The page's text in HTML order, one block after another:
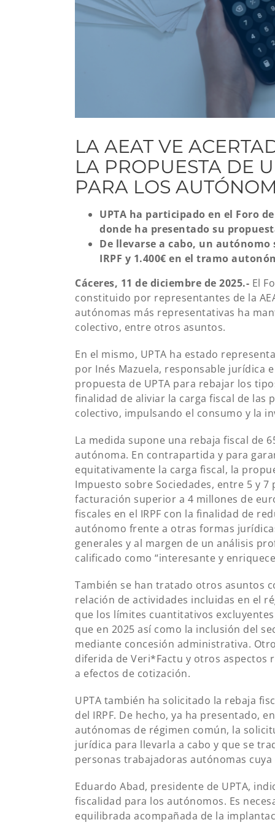
LA AEAT VE
LA PROPUESTA DE
PARA LOS
UPTA ha participado en el Foro
donde ha presentado su
De llevarse a cabo, un
IRPF y 1.400€ en el tramo
Cáceres, 11 de diciembre de 2025.- El
constituido por representantes de la
autónomas más representativas ha
colectivo, entre otros asuntos.
En el mismo, UPTA ha estado
por Inés Mazuela, responsable jurídica
propuesta de UPTA para rebajar los
finalidad de aliviar la carga fiscal de
colectivo, impulsando el consumo y la
La medida supone una rebaja fiscal de
autónoma. En contrapartida y para
equitativamente la carga fiscal, la
Impuesto sobre Sociedades, entre 5 y
facturación superior a 4 millones de
fiscales en el IRPF con la finalidad de
autónomo frente a otras formas
generales y al margen de un análisis
calificado como “interesante y
También se han tratado otros asuntos
relación de actividades incluidas en el
que los límites cuantitativos
que en 2025 así como la inclusión del
mediante concesión administrativa.
diferida de Veri*Factu y otros aspectos
a efectos de cotización.
UPTA también ha solicitado la rebaja
del IRPF. De hecho, ya ha presentado,
autónomas de régimen común, la
jurídica para llevarla a cabo y que se
personas trabajadoras autónomas
Eduardo Abad, presidente de UPTA,
fiscalidad para los autónomos. Es
equilibrada acompañada de la